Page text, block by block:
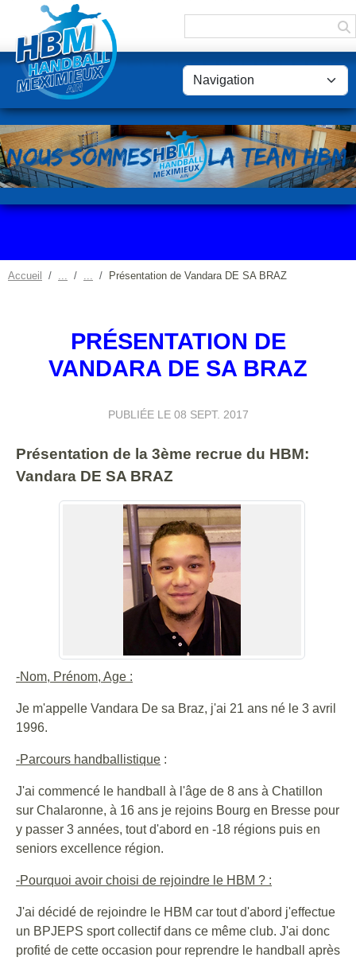
Accueil Présentation de Vandara DE SA BRAZ
PRÉSENTATION DE
VANDARA DE SA BRAZ
PUBLIÉE LE 08 SEPT. 2017
Présentation de la 3ème recrue du HBM:
Vandara DE SA BRAZ
-Nom, Prénom, Age :
Je m'appelle Vandara De sa Braz, j'ai 21 ans né le 3 avril
1996.
-Parcours handballistique :
J'ai commencé le handball à l'âge de 8 ans à Chatillon
sur Chalaronne, à 16 ans je rejoins Bourg en Bresse pour
y passer 3 années, tout d'abord en -18 régions puis en
seniors excellence région.
-Pourquoi avoir choisi de rejoindre le HBM ? :
J'ai décidé de rejoindre le HBM car tout d'abord j'effectue
un BPJEPS sport collectif dans ce même club. J'ai donc
profité de cette occasion pour reprendre le handball après
Panneau de gestion des cookies